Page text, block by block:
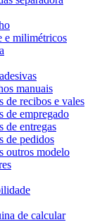
e milimétricos
manuais
de recibos e vales
de empregado
de entregas
de pedidos
outros modelo
de calcular